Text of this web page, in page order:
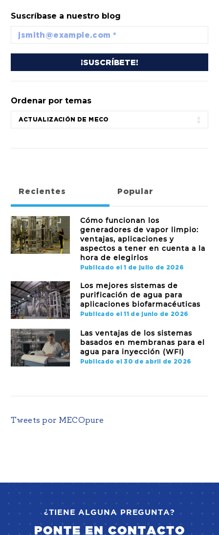
Suscríbase a nuestro blog
Ordenar por temas
Recientes Popular
Cómo funcionan los
generadores de vapor limpio:
ventajas, aplicaciones y
aspectos a tener en cuenta a la
hora de elegirlos
Publicado el 1 de julio de 2026
Los mejores sistemas de
purificación de agua para
aplicaciones biofarmacéuticas
Publicado el 11 de junio de 2026
Las ventajas de los sistemas
basados en membranas para el
agua para inyección (WFI)
Publicado el 30 de abril de 2026
Tweets por MECOpure
¿TIENE ALGUNA PREGUNTA?
PONTE EN CONTACTO